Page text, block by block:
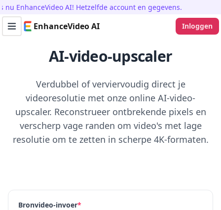
AI! Hetzelfde account en gegevens.
Toggle navigation menu
EnhanceVideo AI Inloggen
AI-video-upscaler
Verdubbel of verviervoudig direct je
videoresolutie met onze online AI-video-
upscaler. Reconstrueer ontbrekende pixels en
verscherp vage randen om video's met lage
resolutie om te zetten in scherpe 4K-formaten.
Bronvideo-invoer*